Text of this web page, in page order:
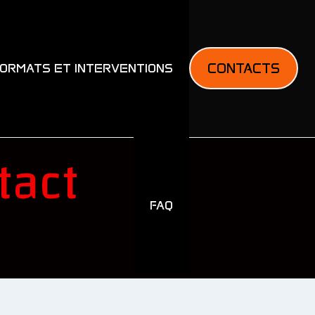
ET INTERVENTIONS
FAQ
CONTACTS